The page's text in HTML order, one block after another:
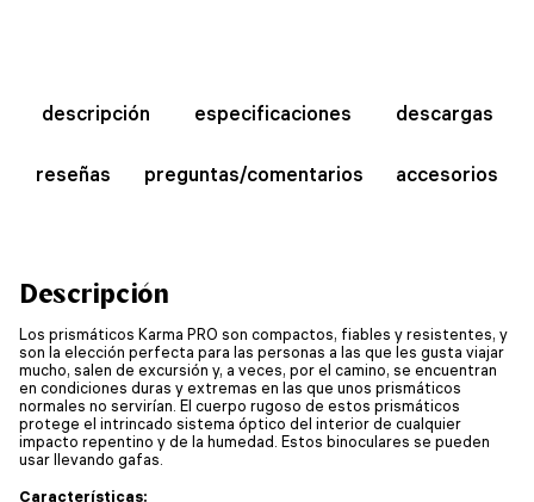
descripción especificaciones descargas
reseñas preguntas/comentarios accesorios
Descripción
Los prismáticos Karma PRO son compactos, fiables y resistentes, y
son la elección perfecta para las personas a las que les gusta viajar
mucho, salen de excursión y, a veces, por el camino, se encuentran
en condiciones duras y extremas en las que unos prismáticos
normales no servirían. El cuerpo rugoso de estos prismáticos
protege el intrincado sistema óptico del interior de cualquier
impacto repentino y de la humedad. Estos binoculares se pueden
usar llevando gafas.
Características: